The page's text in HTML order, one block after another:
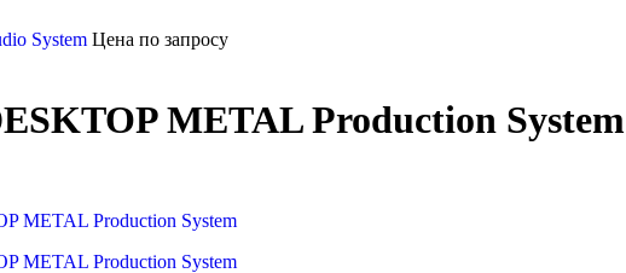
System Цена по запросу
METAL Production System